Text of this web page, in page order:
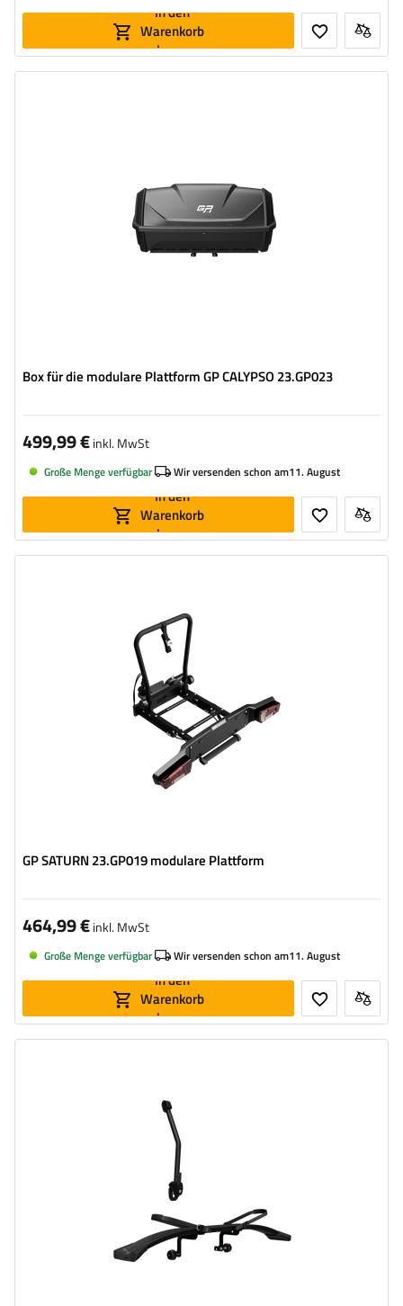
In den
Warenkorb
legen
Box für die modulare Plattform GP CALYPSO 23.GP023
499,99 €inkl. MwSt
Große Menge verfügbar Wir versenden schon am11. August
In den
Warenkorb
legen
GP SATURN 23.GP019 modulare Plattform
464,99 €inkl. MwSt
Große Menge verfügbar Wir versenden schon am11. August
In den
Warenkorb
legen